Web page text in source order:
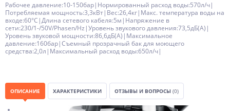
Рабочее давление:10-150бар|Нормированный расход воды:570л/ч|
Потребляемая мощность:3,3кВт|Вес:26,4кг|Макс. температура воды на
входе:60°C|Длина сетевого кабеля:5м|Напряжение в
сети:230/1-/50V/Phasen/Hz|Уровень звукового давления:73,5дБ(A)|
Уровень звуковой мощности:86,6дБ(A)|Максимальное
давление:160бар|Съемный прозрачный бак для моющего
средства:2,0л|Максимальный расход воды:650л/ч|
ОПИСАНИЕ ХАРАКТЕРИСТИКИ ОТЗЫВЫ И ВОПРОСЫ (0)